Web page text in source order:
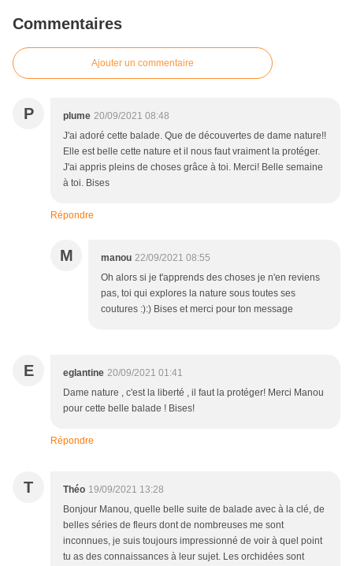
Commentaires
Ajouter un commentaire
P plume 20/09/2021 08:48
J'ai adoré cette balade. Que de découvertes de dame nature!!
Elle est belle cette nature et il nous faut vraiment la protéger.
J'ai appris pleins de choses grâce à toi. Merci! Belle semaine
à toi. Bises
Répondre
M manou 22/09/2021 08:55
Oh alors si je t'apprends des choses je n'en reviens
pas, toi qui explores la nature sous toutes ses
coutures :):) Bises et merci pour ton message
E eglantine 20/09/2021 01:41
Dame nature , c'est la liberté , il faut la protéger! Merci Manou
pour cette belle balade ! Bises!
Répondre
T Théo 19/09/2021 13:28
Bonjour Manou, quelle belle suite de balade avec à la clé, de
belles séries de fleurs dont de nombreuses me sont
inconnues, je suis toujours impressionné de voir à quel point
tu as des connaissances à leur sujet. Les orchidées sont